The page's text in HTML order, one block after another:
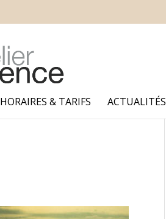
HORAIRES & TARIFS ACTUALITÉS